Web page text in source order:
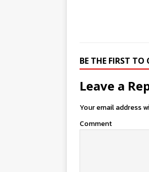
BE THE FIRST
Leave a
Your email address
Comment